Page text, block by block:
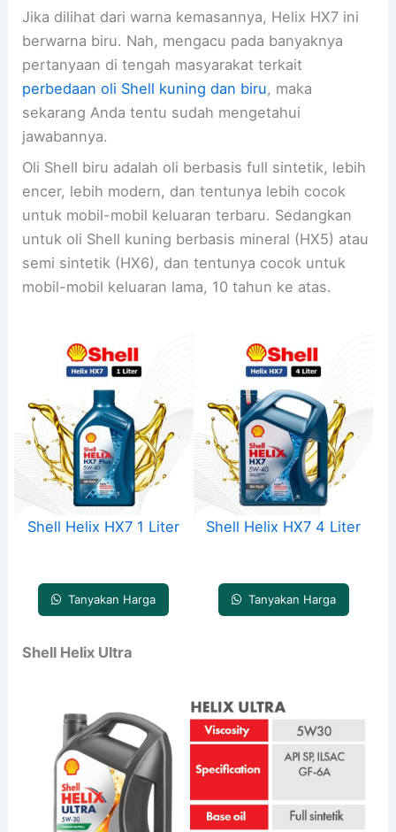
Jika dilihat dari warna kemasannya, Helix HX7 ini
berwarna biru. Nah, mengacu pada banyaknya
pertanyaan di tengah masyarakat terkait
perbedaan oli Shell kuning dan biru, maka
sekarang Anda tentu sudah mengetahui
jawabannya.
Oli Shell biru adalah oli berbasis full sintetik, lebih
encer, lebih modern, dan tentunya lebih cocok
untuk mobil-mobil keluaran terbaru. Sedangkan
untuk oli Shell kuning berbasis mineral (HX5) atau
semi sintetik (HX6), dan tentunya cocok untuk
mobil-mobil keluaran lama, 10 tahun ke atas.
Shell Helix HX7 1 Liter
Tanyakan Harga
Shell Helix HX7 4 Liter
Tanyakan Harga
Shell Helix Ultra